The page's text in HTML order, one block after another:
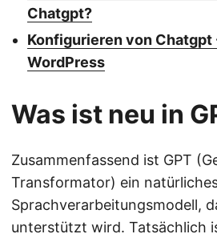
Chatgpt?
Konfigurieren von Chatgpt
WordPress
Was ist neu in
Zusammenfassend ist GPT
Transformator) ein
Sprachverarbeitungsmodell,
unterstützt wird. Tatsächlich